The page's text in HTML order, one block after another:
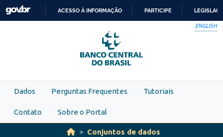
Skip to main content
PARA
O
CONTEÚDO
ACESSO À INFORMAÇÃO PARTICIPE
ENGLISH
Dados Perguntas Frequentes Tutoriais
Contato Sobre o Portal
Conjuntos de dados